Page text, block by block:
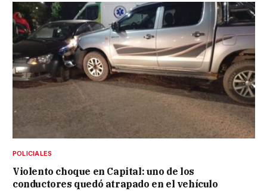
POLICIALES
Violento choque en Capital: uno de los
conductores quedó atrapado en el vehículo